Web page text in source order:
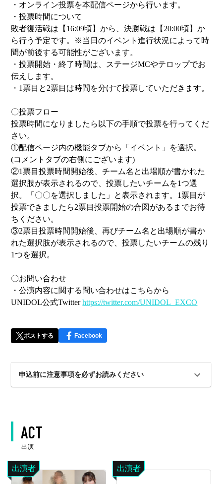
・オンライン投票を本配信ページから行います。
・投票時間について
敗者復活戦は【16:09頃】から、決勝戦は【20:00頃】か
ら行う予定です。※当日のイベント進行状況によって時
間が前後する可能性がございます。
・投票開始・終了時間は、ステージMCやテロップでお
伝えします。
・1票目と2票目は時間を分けて投票していただきます。
〇投票フロー
投票時間になりましたら以下の手順で投票を行ってくだ
さい。
①配信ページ内の機能タブから「イベント」を選択。
(コメントタブの右側にございます)
②1票目投票時間開始後、チーム名と出場順が書かれた
選択肢が表示されるので、投票したいチームを1つ選
択。「〇〇を選択しました」と表示されます。1票目が
投票できましたら2票目投票開始の合図があるまでお待
ちください。
③2票目投票時間開始後、再びチーム名と出場順が書か
れた選択肢が表示されるので、投票したいチームの残り
1つを選択。
〇お問い合わせ
・公演内容に関する問い合わせはこちらから
UNIDOL公式Twitterhttps://twitter.com/UNIDOL_EXCO
ポストする Facebook
申込前に注意事項を必ずお読みください
ACT
出演
出演者 出演者